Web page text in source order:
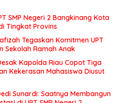
SMP Negeri 2 Bangkinang Kota
Tingkat Provins
Tegaskan Komitmen UPT
Sekolah Ramah Anak
Kapolda Riau Copot Tiga
Kekerasan Mahasiswa Diusut
Sunardi: Saatnya Membangun